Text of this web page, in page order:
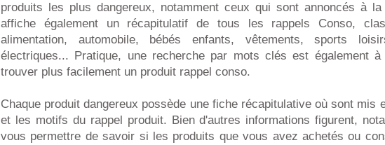
produits les plus dangereux, notamment ceux qui sont annoncés à
affiche également un récapitulatif de tous les rappels Conso,
alimentation, automobile, bébés enfants, vêtements, sports
électriques... Pratique, une recherche par mots clés est également
trouver plus facilement un produit rappel conso.
Chaque produit dangereux possède une fiche récapitulative où sont mis
et les motifs du rappel produit. Bien d'autres informations figurent,
vous permettre de savoir si les produits que vous avez achetés ou